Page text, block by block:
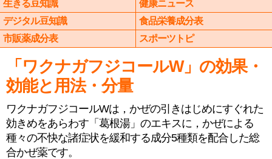
生きる豆知識
健康ニュース
デジタル豆知識
食品栄養成分表
市販薬成分表
スポーツトピ
「ワクナガフジコールW」の効果・
効能と用法・分量
ワクナガフジコールWは，かぜの引きはじめにすぐれた
効きめをあらわす「葛根湯」のエキスに，かぜによる
種々の不快な諸症状を緩和する成分5種類を配合した総
合かぜ薬です。